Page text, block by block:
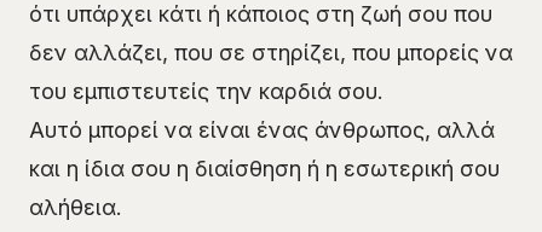
ότι υπάρχει κάτι ή κάποιος στη ζωή σου που
δεν αλλάζει, που σε στηρίζει, που μπορείς να
του εμπιστευτείς την καρδιά σου.
Αυτό μπορεί να είναι ένας άνθρωπος, αλλά
και η ίδια σου η διαίσθηση ή η εσωτερική σου
αλήθεια.